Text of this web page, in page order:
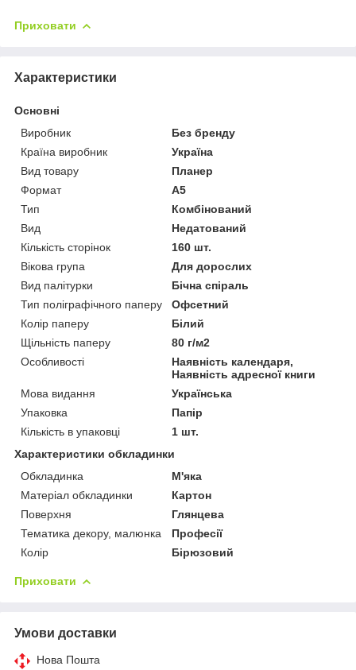
Приховати
Характеристики
Основні
Виробник
Без бренду
Країна виробник
Україна
Вид товару
Планер
Формат
A5
Тип
Комбінований
Вид
Недатований
Кількість сторінок
160 шт.
Вікова група
Для дорослих
Вид палітурки
Бічна спіраль
Тип поліграфічного паперу
Офсетний
Колір паперу
Білий
Щільність паперу
80 г/м2
Особливості
Наявність календаря,
Наявність адресної книги
Мова видання
Українська
Упаковка
Папір
Кількість в упаковці
1 шт.
Характеристики обкладинки
Обкладинка
М'яка
Матеріал обкладинки
Картон
Поверхня
Глянцева
Тематика декору, малюнка
Професії
Колір
Бірюзовий
Приховати
Умови доставки
Нова Пошта